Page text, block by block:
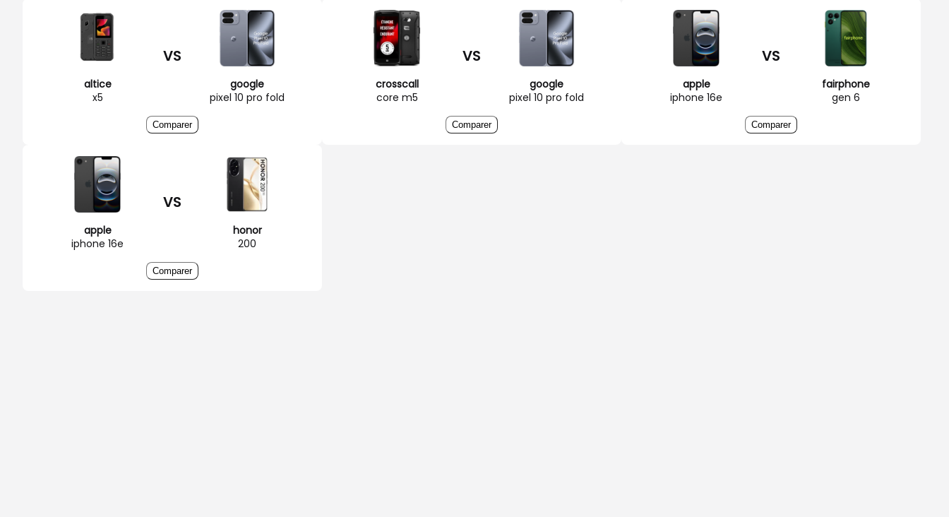
altice
x5
VS
google
pixel 10 pro fold
Comparer
crosscall
core m5
VS
google
pixel 10 pro fold
Comparer
apple
iphone 16e
VS
fairphone
gen 6
Comparer
apple
iphone 16e
VS
honor
200
Comparer